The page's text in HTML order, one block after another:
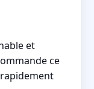
et
ce